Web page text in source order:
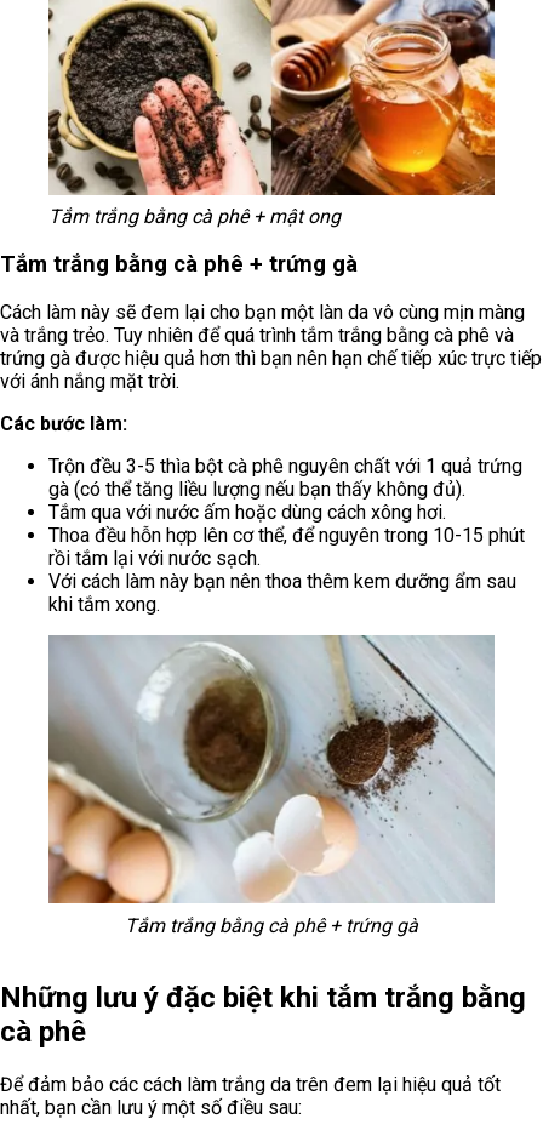
Tắm trắng bằng cà phê + mật ong
Tắm trắng bằng cà phê + trứng gà
Cách làm này sẽ đem lại cho bạn một làn da vô cùng mịn màng
và trắng trẻo. Tuy nhiên để quá trình tắm trắng bằng cà phê và
trứng gà được hiệu quả hơn thì bạn nên hạn chế tiếp xúc trực tiếp
với ánh nắng mặt trời.
Các bước làm:
Trộn đều 3-5 thìa bột cà phê nguyên chất với 1 quả trứng
gà (có thể tăng liều lượng nếu bạn thấy không đủ).
Tắm qua với nước ấm hoặc dùng cách xông hơi.
Thoa đều hỗn hợp lên cơ thể, để nguyên trong 10-15 phút
rồi tắm lại với nước sạch.
Với cách làm này bạn nên thoa thêm kem dưỡng ẩm sau
khi tắm xong.
Tắm trắng bằng cà phê + trứng gà
Những lưu ý đặc biệt khi tắm trắng bằng
cà phê
Để đảm bảo các cách làm trắng da trên đem lại hiệu quả tốt
nhất, bạn cần lưu ý một số điều sau: